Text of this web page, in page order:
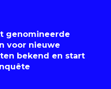
genomineerde
voor nieuwe
bekend en start